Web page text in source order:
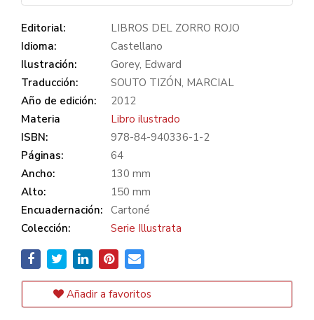
Editorial:
LIBROS DEL ZORRO ROJO
Idioma:
Castellano
Ilustración:
Gorey, Edward
Traducción:
SOUTO TIZÓN, MARCIAL
Año de edición:
2012
Materia
Libro ilustrado
ISBN:
978-84-940336-1-2
Páginas:
64
Ancho:
130 mm
Alto:
150 mm
Encuadernación: Cartoné
Colección:
Serie Illustrata
Añadir a favoritos